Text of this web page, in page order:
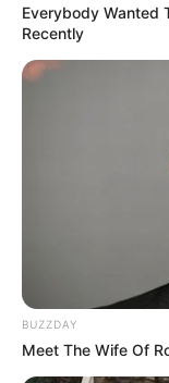
Everybody Wanted
Recently
BUZZDAY
Meet The Wife Of